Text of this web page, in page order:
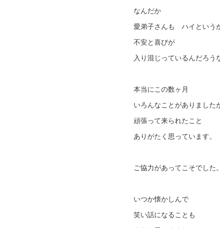
なんだか
愛弟子さんも ハイという
不安と喜びが
入り混じっているんだろう
本当にこの数ヶ月
いろんなことがありました
頑張って来られたこと
ありがたく思っています。
ご協力があってこそでした。
いつか懐かしんで
笑い話になることも